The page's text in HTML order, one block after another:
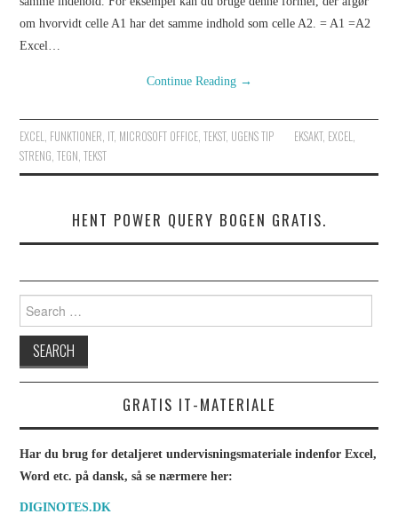
KAPITEL 2
PROGRAMMERING C#
KAPITEL 3
PROGRAMMERING C#
KAPITEL 4
KAPITEL 5
PROGRAMMERING C#
SQL SERVER EXPRESS OG
om hvorvidt celle A1 har det samme indhold som celle A2. = A1 =A2
Excel…
Continue Reading →
EXCEL FUNKTIONER IT, MICROSOFT OFFICE ,TEKST, UGENS TIP EKSAKT, EXCEL
STRENG ,TEGN ,TEKST
HENT POWER QUERY BOGEN GRATIS.
GRATIS IT-MATERIALE
Har du brug for detaljeret undervisningsmateriale indenfor Excel,
Word etc. på dansk, så se nærmere her:
DIGINOTES.DK